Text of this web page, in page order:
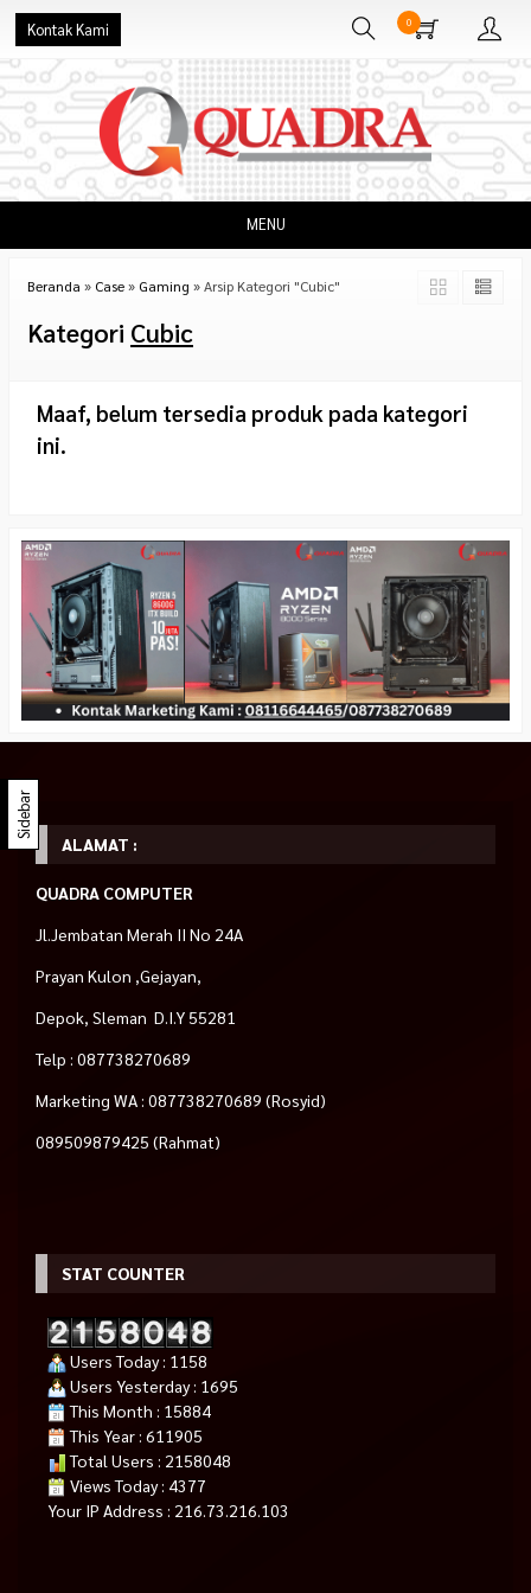
Kontak Kami 0
MENU
Beranda » Case» Gaming »Arsip Kategori "Cubic"
Kategori Cubic
Maaf, belum tersedia produk pada kategori
ini.
Sidebar
ALAMAT :
QUADRA COMPUTER
Jl.Jembatan Merah II No 24A
Prayan Kulon ,Gejayan,
Depok, Sleman D.I.Y 55281
Telp : 087738270689
Marketing WA : 087738270689 (Rosyid)
089509879425 (Rahmat)
STAT COUNTER
Users Today : 1158
Users Yesterday : 1695
This Month : 15884
This Year : 611905
Total Users : 2158048
Views Today : 4377
Your IP Address : 216.73.216.103